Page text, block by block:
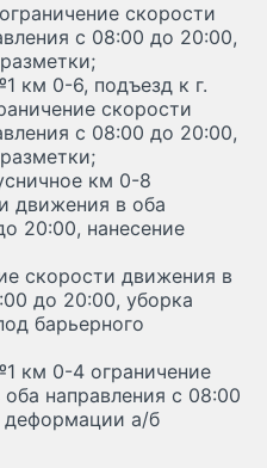
скорости
с 08:00 до 20:00,
км 0-6, подъезд к г.
скорости
с 08:00 до 20:00,
км 0-8
движения в оба
20:00, нанесение
скорости движения в
до 20:00, уборка
барьерного
км 0-4 ограничение
направления с 08:00
деформации а/б